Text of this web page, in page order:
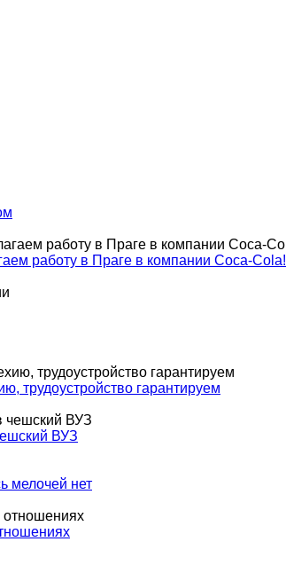
работу в Праге в компании Coca-Cola!
трудоустройство гарантируем
ВУЗ
мелочей нет